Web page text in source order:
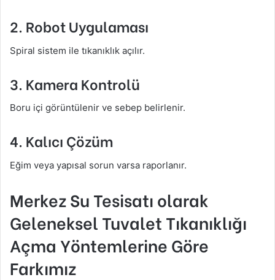
2. Robot Uygulaması
Spiral sistem ile tıkanıklık açılır.
3. Kamera Kontrolü
Boru içi görüntülenir ve sebep belirlenir.
4. Kalıcı Çözüm
Eğim veya yapısal sorun varsa raporlanır.
Merkez Su Tesisatı olarak
Geleneksel Tuvalet Tıkanıklığı
Açma Yöntemlerine Göre
Farkımız